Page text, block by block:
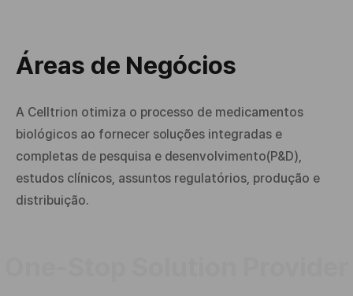
Áreas de Negócios
A Celltrion otimiza o processo de medicamentos
biológicos ao fornecer soluções integradas e
completas de pesquisa e desenvolvimento(P&D),
estudos clínicos, assuntos regulatórios, produção e
distribuição.